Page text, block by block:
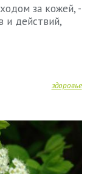
за кожей, -
и действий,
здоровье